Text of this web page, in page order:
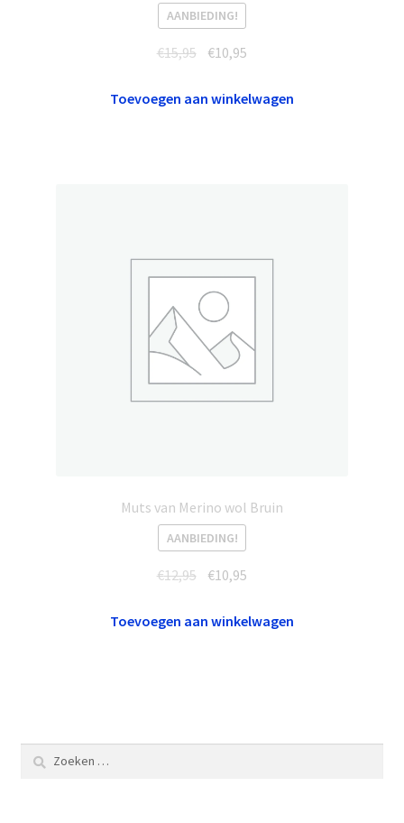
AANBIEDING!
€15,95
Oorspronkelijke
was:
€10,95
is:
Toevoegen aan winkelwagen
Muts van Merino wol Bruin
AANBIEDING!
€12,95
Oorspronkelijke
was:
€10,95
is:
Toevoegen aan winkelwagen
Zoeken
naar: